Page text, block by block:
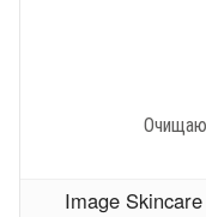
Image